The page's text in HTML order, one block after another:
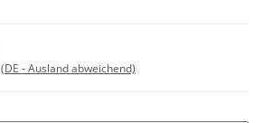
(DE - Ausland abweichend)